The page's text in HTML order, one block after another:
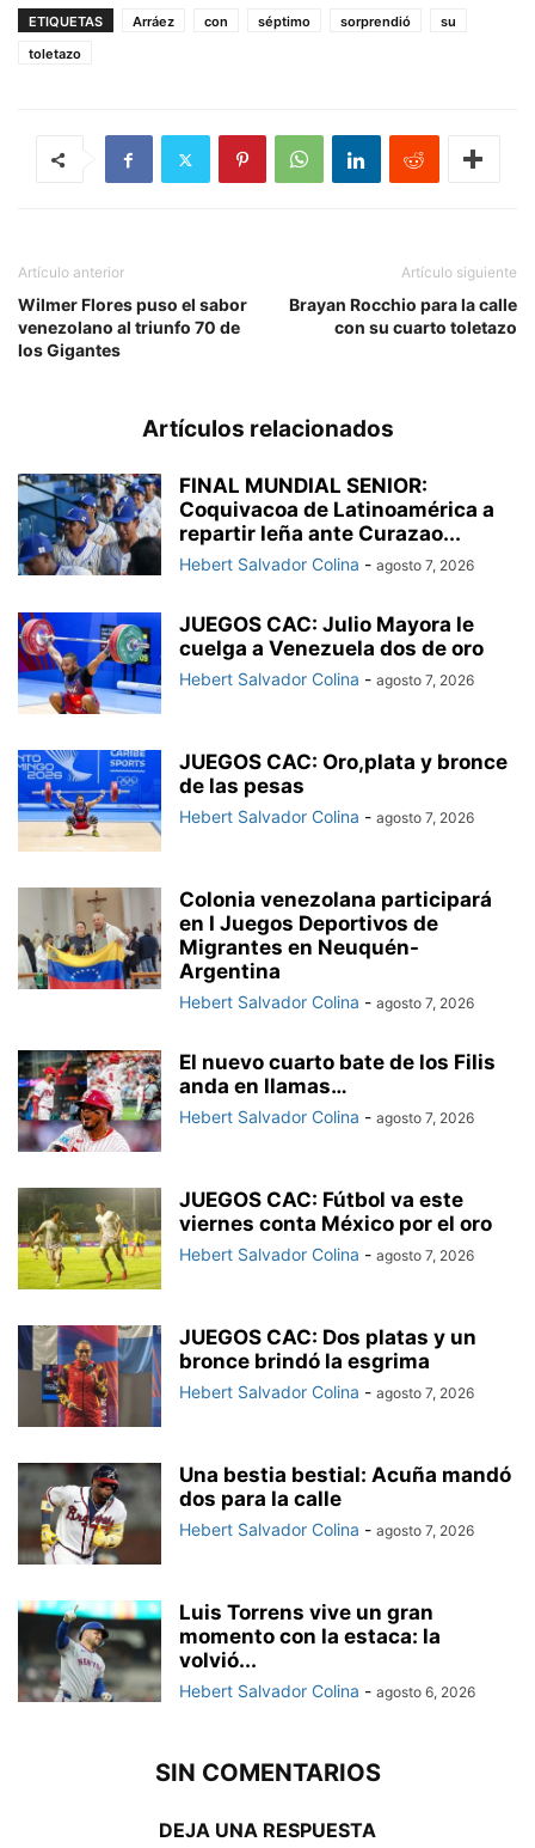
ETIQUETAS Arráez con séptimo sorprendió
su
toletazo
Artículo anterior
Wilmer Flores puso el sabor
venezolano al triunfo 70 de
los Gigantes
Artículo siguiente
Brayan Rocchio para la calle
con su cuarto toletazo
Artículos relacionados
FINAL MUNDIAL SENIOR:
Coquivacoa de Latinoamérica a
repartir leña ante Curazao...
Hebert Salvador Colina - agosto 7, 2026
JUEGOS CAC: Julio Mayora le
cuelga a Venezuela dos de oro
Hebert Salvador Colina - agosto 7, 2026
JUEGOS CAC: Oro,plata y bronce
de las pesas
Hebert Salvador Colina - agosto 7, 2026
Colonia venezolana participará
en I Juegos Deportivos de
Migrantes en Neuquén-
Argentina
Hebert Salvador Colina - agosto 7, 2026
El nuevo cuarto bate de los Filis
anda en llamas…
Hebert Salvador Colina - agosto 7, 2026
JUEGOS CAC: Fútbol va este
viernes conta México por el oro
Hebert Salvador Colina - agosto 7, 2026
JUEGOS CAC: Dos platas y un
bronce brindó la esgrima
Hebert Salvador Colina - agosto 7, 2026
Una bestia bestial: Acuña mandó
dos para la calle
Hebert Salvador Colina - agosto 7, 2026
Luis Torrens vive un gran
momento con la estaca: la
volvió...
Hebert Salvador Colina - agosto 6, 2026
SIN COMENTARIOS
DEJA UNA RESPUESTA